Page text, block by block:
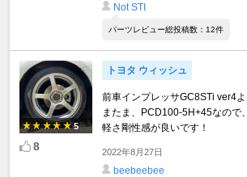
Not STI
パーツレビュー総投稿数：12件
5
8
トヨタ ウィッシュ
前車インプレッサGC8STi ver4
またま、PCD100-5H+45なので
軽さ剛性感が良いです！
2022年8月27日
beebeebee